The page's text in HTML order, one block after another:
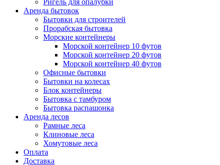
Ригель для опалубки
Аренда бытовок
Бытовки для строителей
Прорабская бытовка
Морские контейнеры
Морской контейнер 10 футов
Морской контейнер 20 футов
Морской контейнер 40 футов
Офисные бытовки
Бытовки на колесах
Блок контейнеры
Бытовка с тамбуром
Бытовка распашонка
Аренда лесов
Рамные леса
Клиновые леса
Хомутовые леса
Оплата
Доставка